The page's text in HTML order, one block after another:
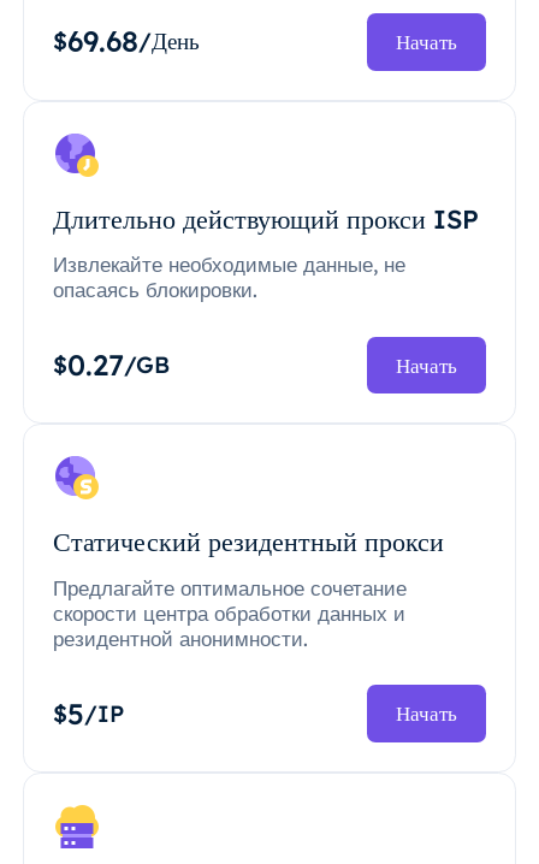
$69.68/День Начать
Длительно действующий прокси ISP
Извлекайте необходимые данные, не
опасаясь блокировки.
$0.27/GB Начать
Статический резидентный прокси
Предлагайте оптимальное сочетание
скорости центра обработки данных и
резидентной анонимности.
$5/IP Начать